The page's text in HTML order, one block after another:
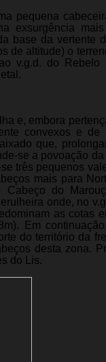
pequena
exsurgência
base da vertente
de altitude) o
v.g.d. do Rebelo
e, embora
convexos e de
que,
se a povoação da
três pequenos
mais para
do
onde, no
as cotas
Em
do território da
desta zona.
do Lis.